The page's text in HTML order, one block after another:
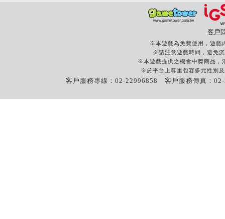
客戶
※本遊戲為免費使用，遊戲
※請注意遊戲時間，避免
※本遊戲提供之機會中獎商品，
※於平台上尊重包容多元性別
客戶服務專線：02-22996858 客戶服務傳真：